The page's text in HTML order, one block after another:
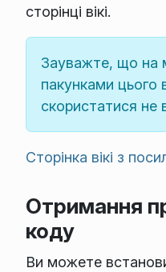
сторінці вікі.
Зауважте, що на
пакунками
скористатися не
Сторінка вікі з
Отримання
коду
Ви можете